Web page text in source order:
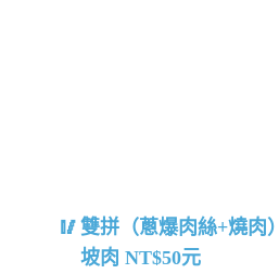
雙拼（蔥爆肉絲+燒肉
坡肉 NT$50元